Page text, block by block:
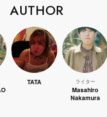
AUTHOR
TATA ライター
Masahiro
Nakamura